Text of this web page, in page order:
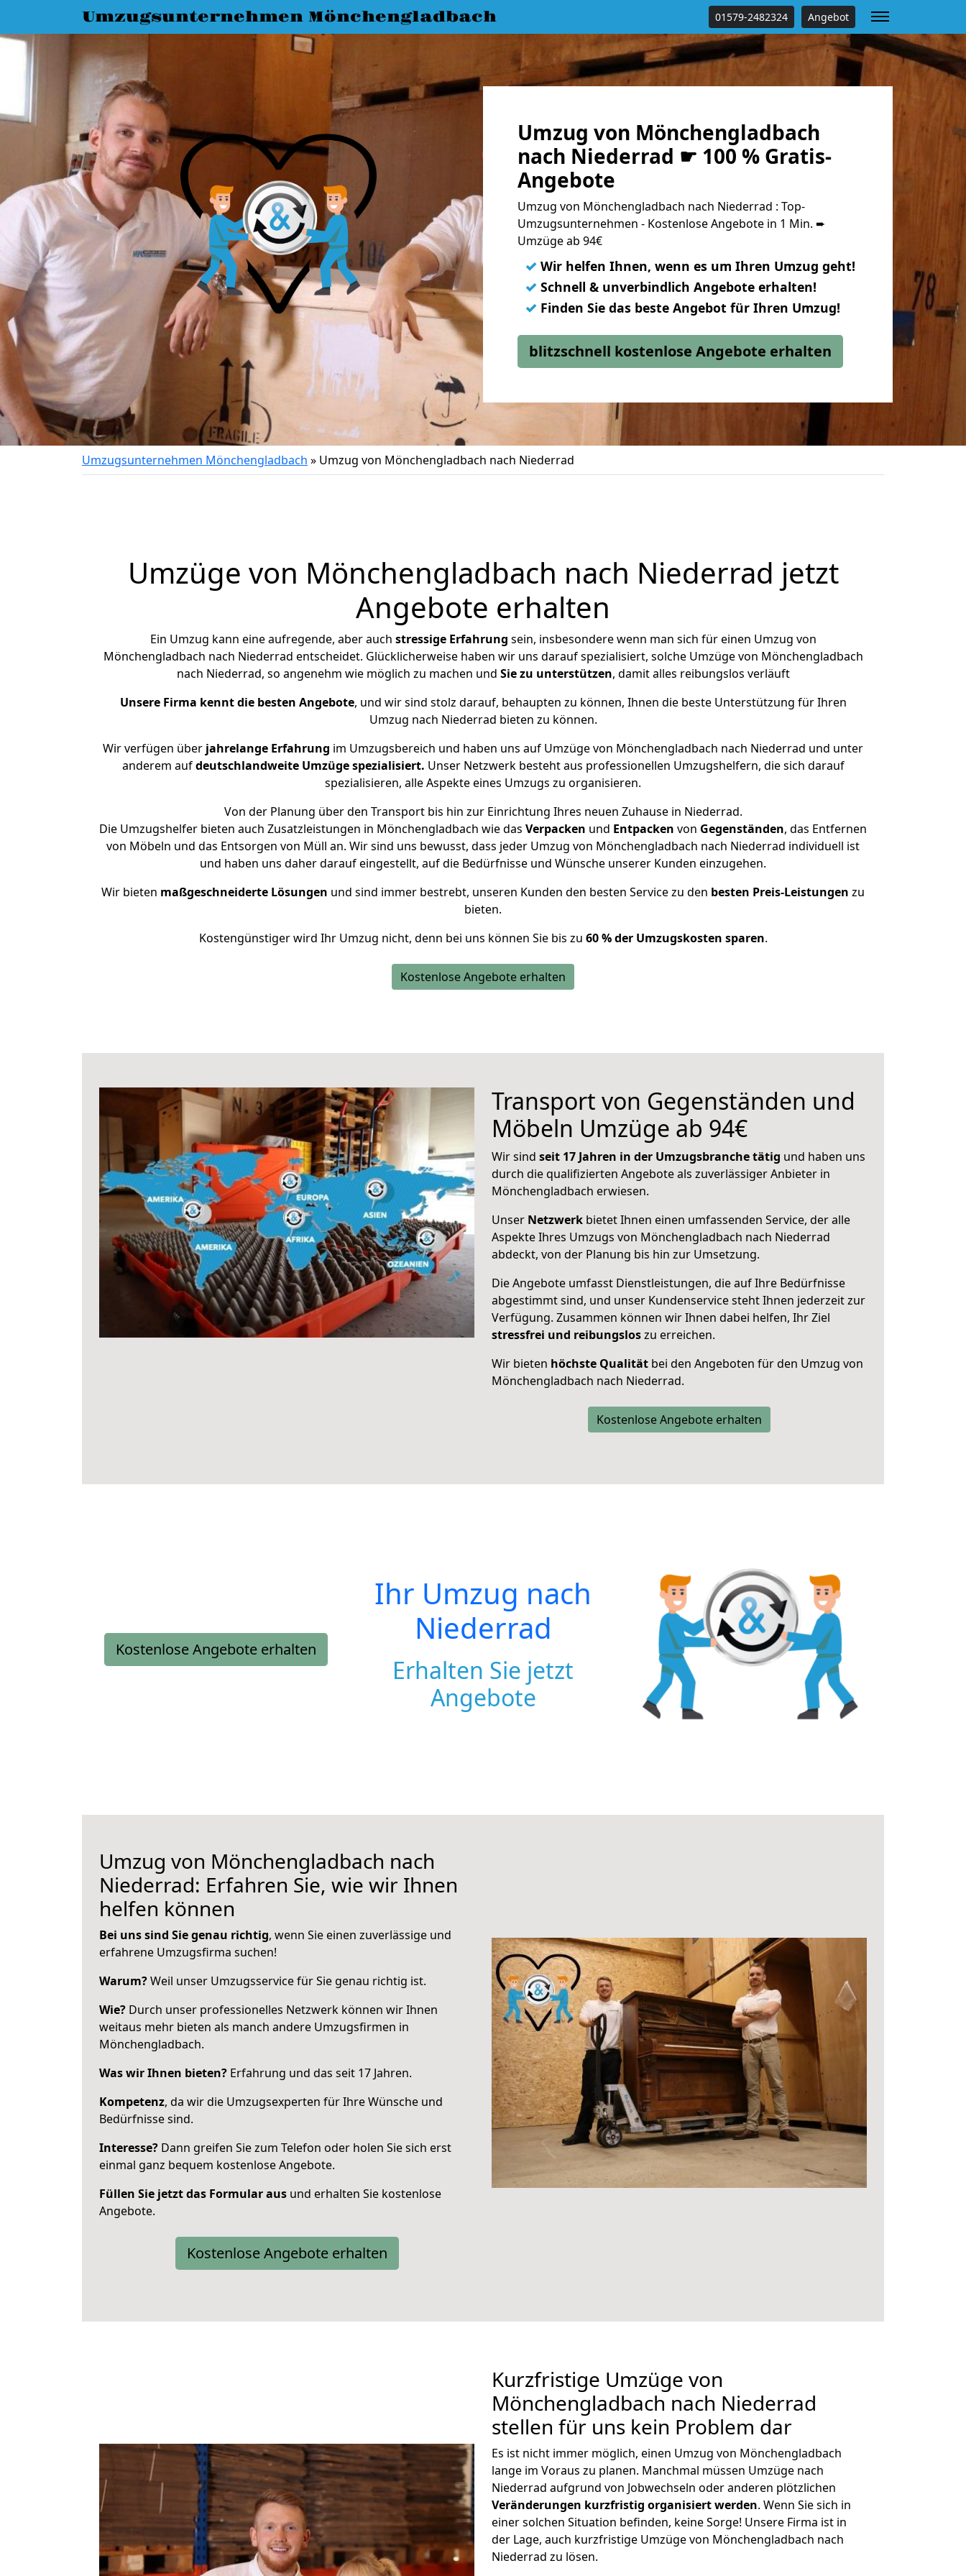
Umzugsunternehmen Mönchengladbach 01579-2482324 Angebot
Umzug von Mönchengladbach
nach Niederrad ☛ 100 % Gratis-
Angebote
Umzug von Mönchengladbach nach Niederrad : Top-
Umzugsunternehmen - Kostenlose Angebote in 1 Min. ➨
Umzüge ab 94€
✓ Wir helfen Ihnen, wenn es um Ihren Umzug geht!
✓ Schnell & unverbindlich Angebote erhalten!
✓ Finden Sie das beste Angebot für Ihren Umzug!
blitzschnell kostenlose Angebote erhalten
Umzugsunternehmen Mönchengladbach » Umzug von Mönchengladbach nach Niederrad
Umzüge von Mönchengladbach nach Niederrad jetzt
Angebote erhalten
Ein Umzug kann eine aufregende, aber auch stressige Erfahrung sein, insbesondere wenn man sich für einen Umzug von
Mönchengladbach nach Niederrad entscheidet. Glücklicherweise haben wir uns darauf spezialisiert, solche Umzüge von Mönchengladbach
nach Niederrad, so angenehm wie möglich zu machen und Sie zu unterstützen, damit alles reibungslos verläuft
Unsere Firma kennt die besten Angebote, und wir sind stolz darauf, behaupten zu können, Ihnen die beste Unterstützung für Ihren
Umzug nach Niederrad bieten zu können.
Wir verfügen über jahrelange Erfahrung im Umzugsbereich und haben uns auf Umzüge von Mönchengladbach nach Niederrad und unter
anderem aufdeutschlandweite Umzüge spezialisiert. Unser Netzwerk besteht aus professionellen Umzugshelfern, die sich darauf
spezialisieren, alle Aspekte eines Umzugs zu organisieren.
Von der Planung über den Transport bis hin zur Einrichtung Ihres neuen Zuhause in Niederrad.
Die Umzugshelfer bieten auch Zusatzleistungen in Mönchengladbach wie das Verpacken und Entpacken von Gegenständen, das Entfernen
von Möbeln und das Entsorgen von Müll an. Wir sind uns bewusst, dass jeder Umzug von Mönchengladbach nach Niederrad individuell ist
und haben uns daher darauf eingestellt, auf die Bedürfnisse und Wünsche unserer Kunden einzugehen.
Wir bieten maßgeschneiderte Lösungen und sind immer bestrebt, unseren Kunden den besten Service zu den besten Preis-Leistungen zu
bieten.
Kostengünstiger wird Ihr Umzug nicht, denn bei uns können Sie bis zu 60 % der Umzugskosten sparen.
Kostenlose Angebote erhalten
Transport von Gegenständen und
Möbeln Umzüge ab 94€
Wir sind seit 17 Jahren in der Umzugsbranche tätig und haben uns
durch die qualifizierten Angebote als zuverlässiger Anbieter in
Mönchengladbach erwiesen.
Unser Netzwerk bietet Ihnen einen umfassenden Service, der alle
Aspekte Ihres Umzugs von Mönchengladbach nach Niederrad
abdeckt, von der Planung bis hin zur Umsetzung.
Die Angebote umfasst Dienstleistungen, die auf Ihre Bedürfnisse
abgestimmt sind, und unser Kundenservice steht Ihnen jederzeit zur
Verfügung. Zusammen können wir Ihnen dabei helfen, Ihr Ziel
stressfrei und reibungsloszu erreichen.
Wir bieten höchste Qualität bei den Angeboten für den Umzug von
Mönchengladbach nach Niederrad.
Kostenlose Angebote erhalten
Kostenlose Angebote erhalten
Ihr Umzug nach
Niederrad
Erhalten Sie jetzt
Angebote
Umzug von Mönchengladbach nach
Niederrad: Erfahren Sie, wie wir Ihnen
helfen können
Bei uns sind Sie genau richtig, wenn Sie einen zuverlässige und
erfahrene Umzugsfirma suchen!
Warum?Weil unser Umzugsservice für Sie genau richtig ist.
Wie? Durch unser professionelles Netzwerk können wir Ihnen
weitaus mehr bieten als manch andere Umzugsfirmen in
Mönchengladbach.
Was wir Ihnen bieten? Erfahrung und das seit 17 Jahren.
Kompetenz, da wir die Umzugsexperten für Ihre Wünsche und
Bedürfnisse sind.
Interesse? Dann greifen Sie zum Telefon oder holen Sie sich erst
einmal ganz bequem kostenlose Angebote.
Füllen Sie jetzt das Formular aus und erhalten Sie kostenlose
Angebote.
Kostenlose Angebote erhalten
Kurzfristige Umzüge von
Mönchengladbach nach Niederrad
stellen für uns kein Problem dar
Es ist nicht immer möglich, einen Umzug von Mönchengladbach
lange im Voraus zu planen. Manchmal müssen Umzüge nach
Niederrad aufgrund von Jobwechseln oder anderen plötzlichen
Veränderungen kurzfristig organisiert werden. Wenn Sie sich in
einer solchen Situation befinden, keine Sorge! Unsere Firma ist in
der Lage, auch kurzfristige Umzüge von Mönchengladbach nach
Niederrad zu lösen.